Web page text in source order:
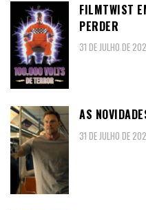
FILMTWIST
PERDER
31 DE JULHO DE
AS
31 DE JULHO DE